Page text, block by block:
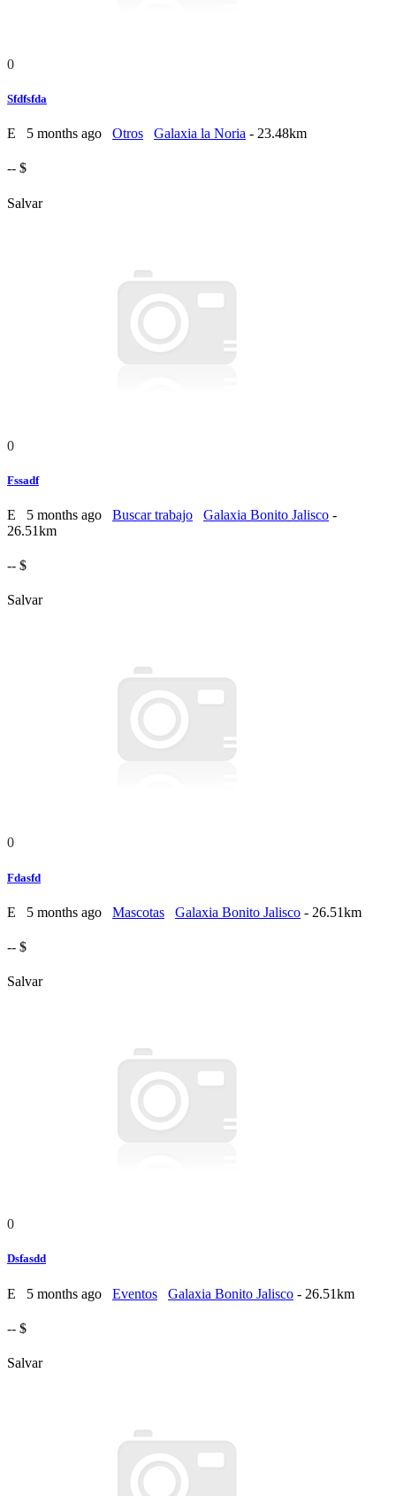
0
Sfdfsfda
E 5 months ago Otros Galaxia la Noria - 23.48km
-- $
Salvar
0
Fssadf
E 5 months ago Buscar trabajo Galaxia Bonito Jalisco -
26.51km
-- $
Salvar
0
Fdasfd
E 5 months ago Mascotas Galaxia Bonito Jalisco - 26.51km
-- $
Salvar
0
Dsfasdd
E 5 months ago Eventos Galaxia Bonito Jalisco - 26.51km
-- $
Salvar